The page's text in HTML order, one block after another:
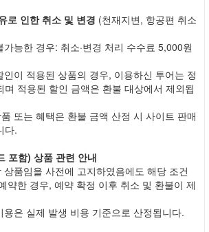
로 인한 취소 및 변경 (천재지변, 항공편 취소
능한 경우: 취소·변경 처리 수수료 5,000원
이 적용된 상품의 경우, 이용하신 투어는 정
며 적용된 할인 금액은 환불 대상에서 제외됩
또는 혜택은 환불 금액 산정 시 사이트 판매
다.
포함) 상품 관련 안내
품임을 사전에 고지하였음에도 해당 조건
약한 경우, 예약 확정 이후 취소 및 환불이 제
은 실제 발생 비용 기준으로 산정됩니다.